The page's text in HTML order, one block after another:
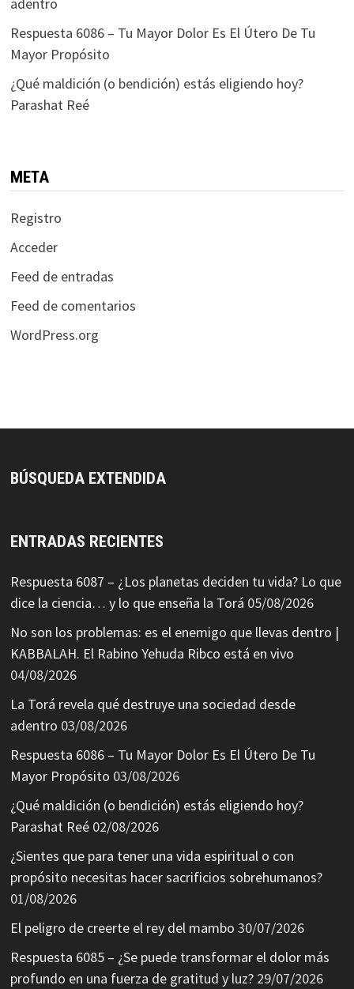
adentro
Respuesta 6086 – Tu Mayor Dolor Es El Útero De Tu
Mayor Propósito
¿Qué maldición (o bendición) estás eligiendo hoy?
Parashat Reé
META
Registro
Acceder
Feed de entradas
Feed de comentarios
WordPress.org
BÚSQUEDA EXTENDIDA
ENTRADAS RECIENTES
Respuesta 6087 – ¿Los planetas deciden tu vida? Lo que
dice la ciencia… y lo que enseña la Torá 05/08/2026
No son los problemas: es el enemigo que llevas dentro |
KABBALAH. El Rabino Yehuda Ribco está en vivo
04/08/2026
La Torá revela qué destruye una sociedad desde
adentro 03/08/2026
Respuesta 6086 – Tu Mayor Dolor Es El Útero De Tu
Mayor Propósito 03/08/2026
¿Qué maldición (o bendición) estás eligiendo hoy?
Parashat Reé 02/08/2026
¿Sientes que para tener una vida espiritual o con
propósito necesitas hacer sacrificios sobrehumanos?
01/08/2026
El peligro de creerte el rey del mambo 30/07/2026
Respuesta 6085 – ¿Se puede transformar el dolor más
profundo en una fuerza de gratitud y luz? 29/07/2026